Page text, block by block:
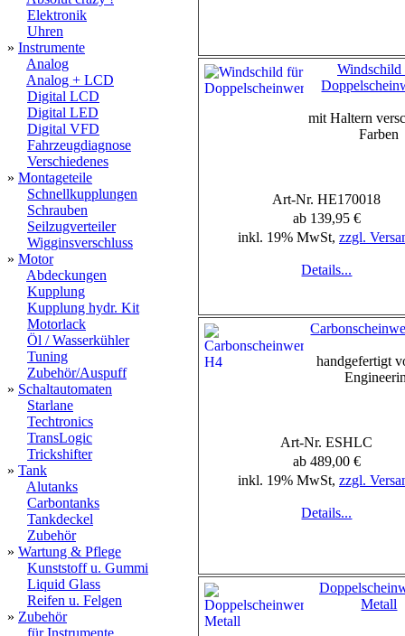
Elektronik
Uhren
» Instrumente
Analog
Analog + LCD
Digital LCD
Digital LED
Digital VFD
Fahrzeugdiagnose
Verschiedenes
» Montageteile
Schnellkupplungen
Schrauben
Seilzugverteiler
Wigginsverschluss
» Motor
Abdeckungen
Kupplung
Kupplung hydr. Kit
Motorlack
Öl / Wasserkühler
Tuning
Zubehör/Auspuff
» Schaltautomaten
Starlane
Techtronics
TransLogic
Trickshifter
» Tank
Alutanks
Carbontanks
Tankdeckel
Zubehör
» Wartung & Pflege
Kunststoff u. Gummi
Liquid Glass
Reifen u. Felgen
» Zubehör
für Instrumente
Windschild
mit Haltern
Farben
Art-Nr. HE170018
ab 139,95 €
inkl. 19% MwSt, zzgl.
Details...
handgefertigt
Art-Nr. ESHLC
ab 489,00 €
inkl. 19% MwSt, zzgl.
Details...
Metall